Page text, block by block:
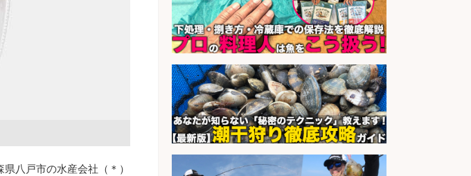
八戸市の水産会社（＊）